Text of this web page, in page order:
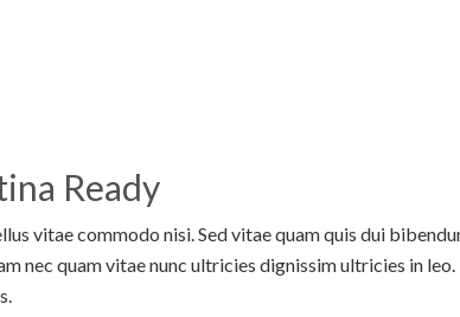
Ready
vitae commodo nisi. Sed vitae quam quis dui
nec quam vitae nunc ultricies dignissim ultricies in